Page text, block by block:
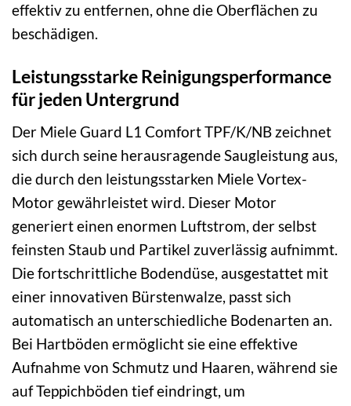
effektiv zu entfernen, ohne die Oberflächen zu
beschädigen.
Leistungsstarke Reinigungsperformance
für jeden Untergrund
Der Miele Guard L1 Comfort TPF/K/NB zeichnet
sich durch seine herausragende Saugleistung aus,
die durch den leistungsstarken Miele Vortex-
Motor gewährleistet wird. Dieser Motor
generiert einen enormen Luftstrom, der selbst
feinsten Staub und Partikel zuverlässig aufnimmt.
Die fortschrittliche Bodendüse, ausgestattet mit
einer innovativen Bürstenwalze, passt sich
automatisch an unterschiedliche Bodenarten an.
Bei Hartböden ermöglicht sie eine effektive
Aufnahme von Schmutz und Haaren, während sie
auf Teppichböden tief eindringt, um